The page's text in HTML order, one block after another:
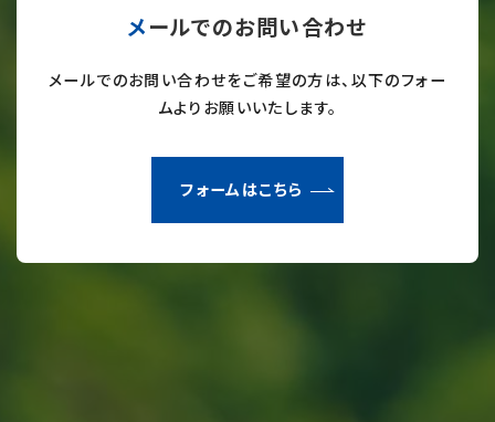
メールでのお問い合わせ
メールでのお問い合わせをご希望の方は、以下のフォー
ムよりお願いいたします。
フォームはこちら